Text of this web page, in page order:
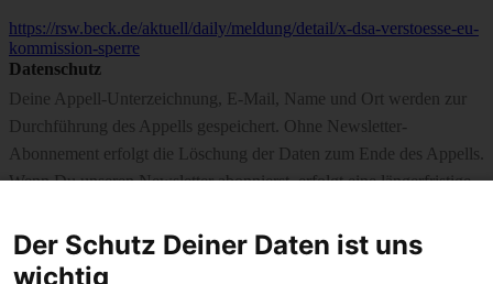
https://rsw.beck.de/aktuell/daily/meldung/detail/x-dsa-verstoesse-eu-
kommission-sperre
Datenschutz
Deine Appell-Unterzeichnung, E-Mail, Name und Ort werden zur
Durchführung des Appells gespeichert. Ohne Newsletter-
Abonnement erfolgt die Löschung der Daten zum Ende des Appells.
Wenn Du unseren Newsletter abonnierst, erfolgt eine längerfristige
jederzeit möglich. Deine Daten werden von uns nicht an Dritte
weitergegeben.
Der Schutz Deiner Daten ist uns
wichtig